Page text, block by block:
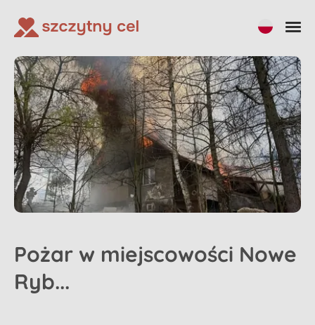
Pożar w miejscowości Nowe
Ryb...